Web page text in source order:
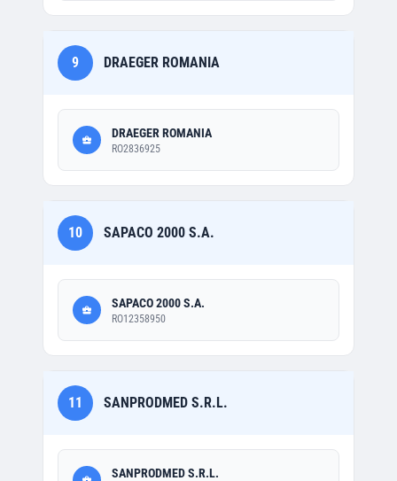
9 DRAEGER ROMANIA
DRAEGER ROMANIA
RO2836925
10 SAPACO 2000 S.A.
SAPACO 2000 S.A.
RO12358950
11 SANPRODMED S.R.L.
SANPRODMED S.R.L.